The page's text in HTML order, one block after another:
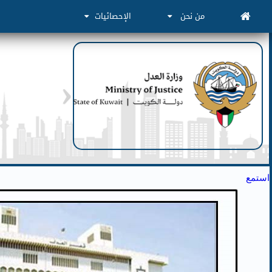
من نحن الإحصائيات
استمع